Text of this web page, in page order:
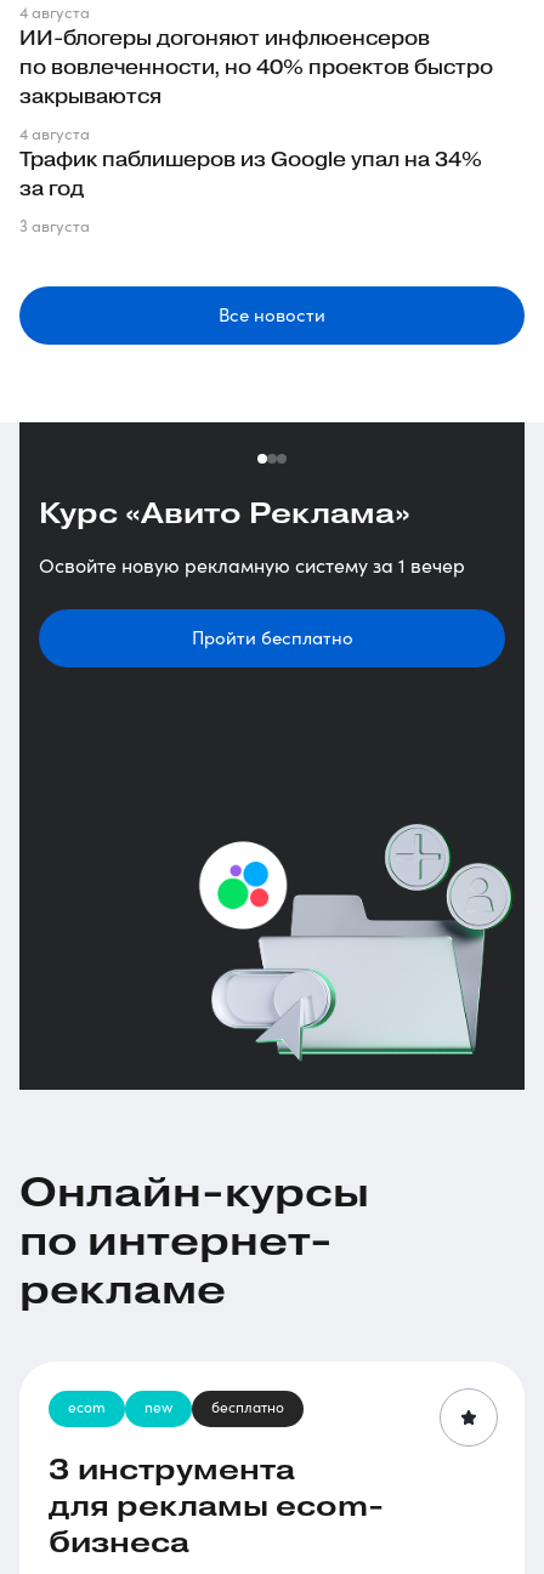
4 августа
ИИ-блогеры догоняют инфлюенсеров
по вовлеченности, но 40% проектов быстро
закрываются
4 августа
Трафик паблишеров из Google упал на 34%
за год
3 августа
Все новости
Курс «Авито Реклама»
Освойте новую рекламную систему за 1 вечер
Пройти бесплатно
Курс "ИИ-маркетолог": как
в маркетинг
Пройти бесплатно
Нужная digital-рассылка!
Каждый понедельник получайте вау-новости
Подписаться!
Онлайн-курсы
по интернет-
рекламе
ecom new бесплатно
3 инструмента
для рекламы ecom-
бизнеса